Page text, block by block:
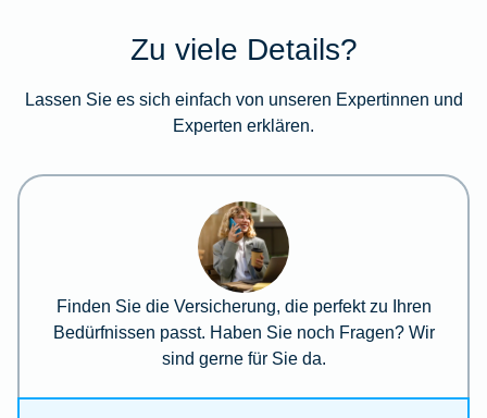
Zu viele Details?
Lassen Sie es sich einfach von unseren Expertinnen und
Experten erklären.
Finden Sie die Versicherung, die perfekt zu Ihren
Bedürfnissen passt. Haben Sie noch Fragen? Wir
sind gerne für Sie da.